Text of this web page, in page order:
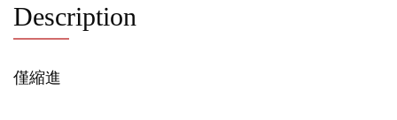
Description
僅縮進